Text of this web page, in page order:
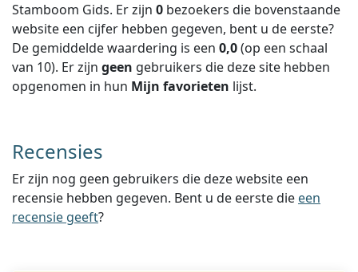
Stamboom Gids. Er zijn 0 bezoekers die bovenstaande
website een cijfer hebben gegeven, bent u de eerste?
De gemiddelde waardering is een 0,0(op een schaal
van 10). Er zijn geen gebruikers die deze site hebben
opgenomen in hun Mijn favorieten lijst.
Recensies
Er zijn nog geen gebruikers die deze website een
recensie hebben gegeven. Bent u de eerste die een
recensie geeft?